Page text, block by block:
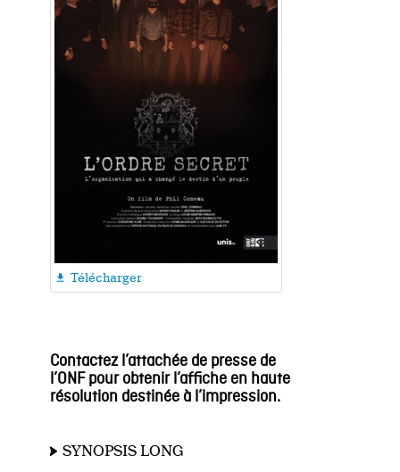
 Télécharger
Contactez l’attachée de presse de
l’ONFpourobtenir l’affiche en haute
résolution destinée à l’impression.
SYNOPSIS LONG